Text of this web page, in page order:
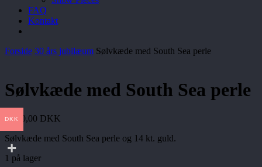
FAQ
Kontakt
Forside 30 års jubilæum Sølvkæde med South Sea perle
Sølvkæde med South Sea perle
3.500,00 DKK
Sølvkæde med South Sea perle og 14 kt. guld.
1 på lager
DKK